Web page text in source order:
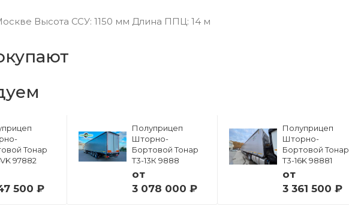
Высота ССУ: 1150 мм Длина ППЦ: 14 м
Тонар
97882
500 ₽
Полуприцеп
Шторно-
Бортовой Тонар
Т3-13К 9888
от
3 078 000 ₽
Полуприцеп
Шторно-
Бортовой Тонар
Т3-16K 98881
от
3 361 500 ₽